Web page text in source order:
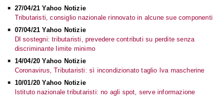
27/04/21 Yahoo Notizie
Tributaristi, consiglio nazionale rinnovato in alcune sue componenti
07/04/21 Yahoo Notizie
Dl sostegni: tributaristi, prevedere contributi su perdite senza
discriminante limite minimo
14/04/20 Yahoo Notizie
Coronavirus, Tributaristi: sì incondizionato taglio Iva mascherine
10/01/20 Yahoo Notizie
Istituto nazionale tributaristi: no agli spot, serve informazione